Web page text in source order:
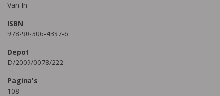
Van In
ISBN
978-90-306-4387-6
Depot
D/2009/0078/222
Pagina's
108